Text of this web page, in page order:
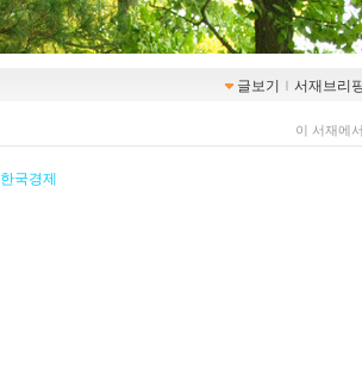
글보기 ｌ 서재브리
이 서재에
한국경제